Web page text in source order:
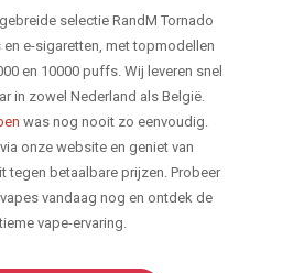
selectie RandM Tornado
e-sigaretten, met topmodellen
en 10000 puffs. Wij leveren snel
in zowel Nederland als België.
was nog nooit zo eenvoudig.
onze website en geniet van
tegen betaalbare prijzen. Probeer
vandaag nog en ontdek de
vape-ervaring.